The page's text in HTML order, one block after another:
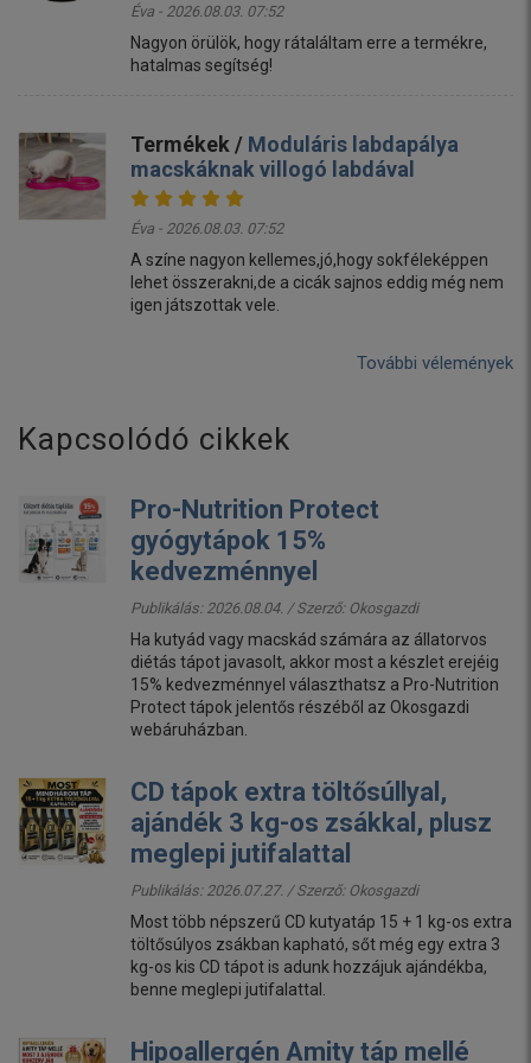
Éva - 2026.08.03. 07:52
Nagyon örülök, hogy rátaláltam erre a termékre,
hatalmas segítség!
Termékek / Moduláris labdapálya
macskáknak villogó labdával
Éva - 2026.08.03. 07:52
A színe nagyon kellemes,jó,hogy sokféleképpen
lehet összerakni,de a cicák sajnos eddig még nem
igen játszottak vele.
További vélemények
Kapcsolódó cikkek
Pro-Nutrition Protect
gyógytápok 15%
kedvezménnyel
Publikálás: 2026.08.04. / Szerző: Okosgazdi
Ha kutyád vagy macskád számára az állatorvos
diétás tápot javasolt, akkor most a készlet erejéig
15% kedvezménnyel választhatsz a Pro-Nutrition
Protect tápok jelentős részéből az Okosgazdi
webáruházban.
CD tápok extra töltősúllyal,
ajándék 3 kg-os zsákkal, plusz
meglepi jutifalattal
Publikálás: 2026.07.27. / Szerző: Okosgazdi
Most több népszerű CD kutyatáp 15 + 1 kg-os extra
töltősúlyos zsákban kapható, sőt még egy extra 3
kg-os kis CD tápot is adunk hozzájuk ajándékba,
benne meglepi jutifalattal.
Hipoallergén Amity táp mellé